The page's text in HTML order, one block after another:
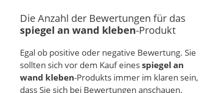
Die Anzahl der Bewertungen für das
spiegel an wand kleben-Produkt
Egal ob positive oder negative Bewertung. Sie
sollten sich vor dem Kauf einesspiegel an
wand kleben-Produkts immer im klaren sein,
dass Sie sich bei Bewertungen anschauen.